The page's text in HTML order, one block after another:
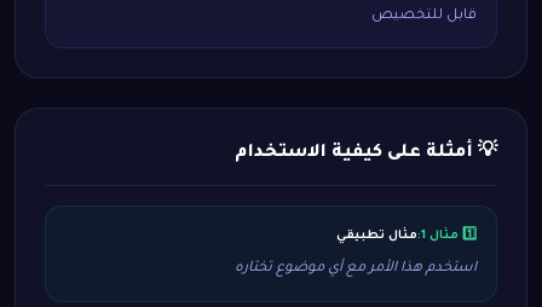
قابل للتخصيص
💡 أمثلة على كيفية الاستخدام
1️⃣ مثال 1: مثال تطبيقي
استخدم هذا الأمر مع أي موضوع تختاره